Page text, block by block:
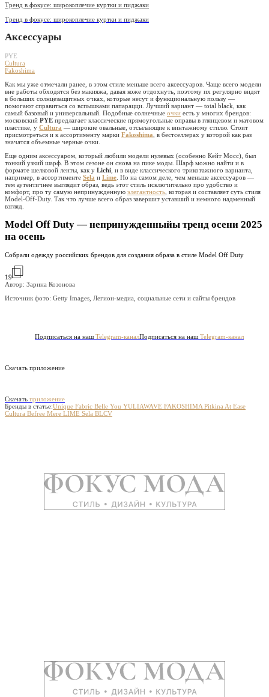
Тренд в фокусе: широкоплечие куртки и пиджаки
Тренд в фокусе: широкоплечие куртки и пиджаки
Аксессуары
PYE
Cultura
Fakoshima
Как мы уже отмечали ранее, в этом стиле меньше всего аксессуаров. Чаще всего модели
вне работы обходятся без макияжа, давая коже отдохнуть, поэтому их регулярно видят
в больших солнцезащитных очках, которые несут и функциональную пользу —
помогают справиться со вспышками папарацци. Лучший вариант — total black, как
самый базовый и универсальный. Подобные солнечные очки есть у многих брендов:
московский PYE предлагает классические прямоугольные оправы в глянцевом и матовом
пластике, у Cultura — широкие овальные, отсылающие к винтажному стилю. Стоит
присмотреться и к ассортименту марки Fakoshima , в бестселлерах у которой как раз
значатся объемные черные очки.
Еще одним аксессуаром, который любили модели нулевых (особенно Кейт Мосс), был
тонкий узкий шарф. В этом сезоне он снова на пике моды. Шарф можно найти и в
формате шелковой ленты, как у Lichi, и в виде классического трикотажного варианта,
например, в ассортименте Sela и Lime. Но на самом деле, чем меньше аксессуаров —
тем аутентичнее выглядит образ, ведь этот стиль исключительно про удобство и
комфорт, про ту самую непринужденную элегантность, которая и составляет суть стиля
Model-Off-Duty. Так что лучше всего образ завершит уставший и немного надменный
взгляд.
Model Off Duty — непринужденныйы тренд осени 2025
на осень
Собрали одежду российских брендов для создания образа в стиле Model Off Duty
19
Автор: Зарина Козонова
Источник фото: Getty Images, Легион-медиа, социальные сети и сайты брендов
Подписаться на наш Telegram-каналПодписаться на наш Telegram-канал
Скачать приложение
Скачать приложение
Бренды в статье:Unique Fabric Belle You YULIAWAVE FAKOSHIMA Pitkina At Ease
Cultura Befree Mere LIME Sela BLCV